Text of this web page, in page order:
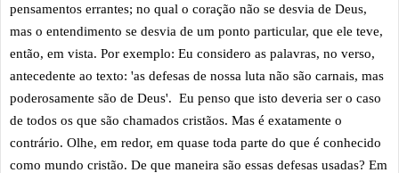
pensamentos errantes; no qual o coração não se desvia de Deus,
mas o entendimento se desvia de um ponto particular, que ele teve,
então, em vista. Por exemplo: Eu considero as palavras, no verso,
antecedente ao texto: 'as defesas de nossa luta não são carnais, mas
poderosamente são de Deus'. Eu penso que isto deveria ser o caso
de todos os que são chamados cristãos. Mas é exatamente o
contrário. Olhe, em redor, em quase toda parte do que é conhecido
como mundo cristão. De que maneira são essas defesas usadas? Em